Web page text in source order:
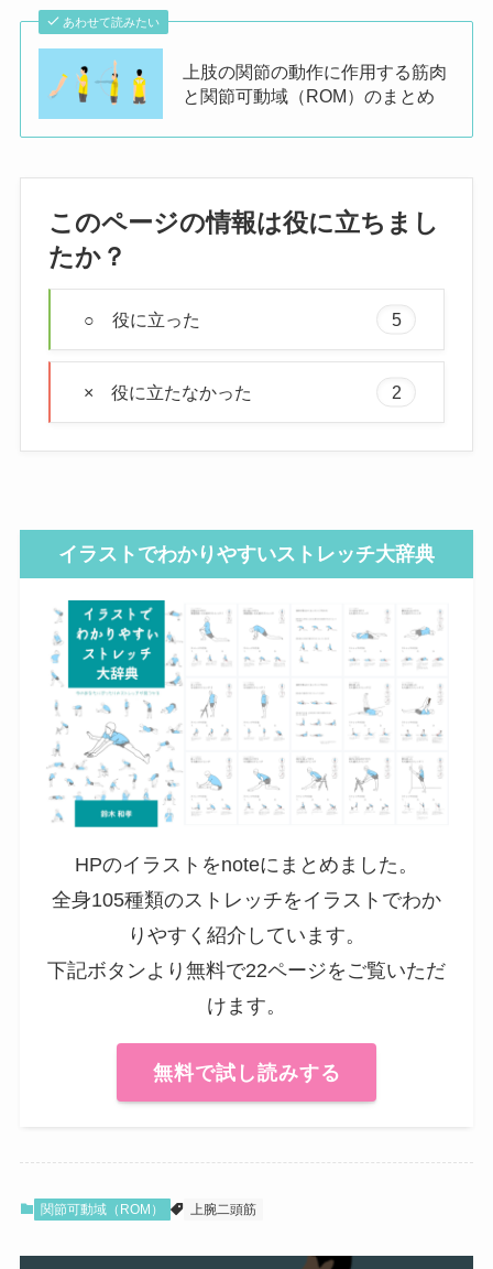
あわせて読みたい
上肢の関節の動作に作用する筋肉
と関節可動域（ROM）のまとめ
このページの情報は役に立ちまし
たか？
○ 役に立った 5
× 役に立たなかった 2
イラストでわかりやすいストレッチ大辞典
HPのイラストをnoteにまとめました。
全身105種類のストレッチをイラストでわか
りやすく紹介しています。
下記ボタンより無料で22ページをご覧いただ
けます。
無料で試し読みする
関節可動域（ROM） 上腕二頭筋